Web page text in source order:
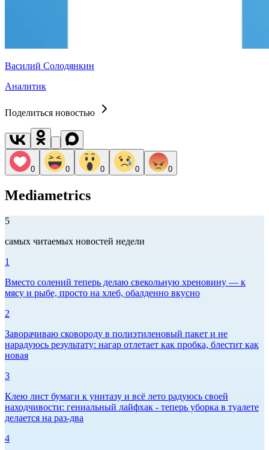
Василий Солодянкин
Аналитик
Поделиться новостью
0 0 0 0 0
Mediametrics
5
самых читаемых новостей недели
1
Вместо солений теперь делаю свекольную хреновину — к
мясу и рыбе, просто на хлеб, обалденно вкусно
2
Заворачиваю сковороду в полиэтиленовый пакет и не
нарадуюсь результату: нагар отлетает как пробка, блестит как
новая
3
Клею лист бумаги к унитазу и всё лето радуюсь своей
находчивости: гениальный лайфхак - теперь уборка в туалете
делается на раз-два
4